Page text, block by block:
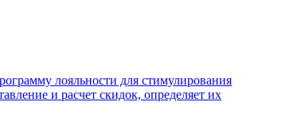
лояльности для стимулирования
и расчет скидок, определяет их